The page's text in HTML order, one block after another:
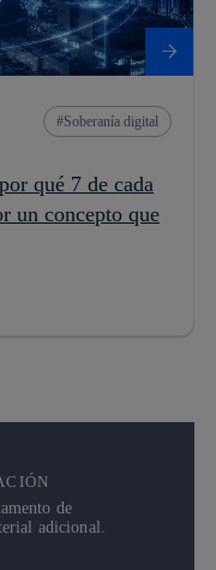
Soberanía digital
qué 7 de cada
un concepto que
de
adicional.